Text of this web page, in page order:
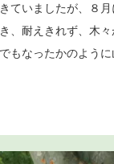
ていましたが、８
、耐えきれず、木
もなったかのよう